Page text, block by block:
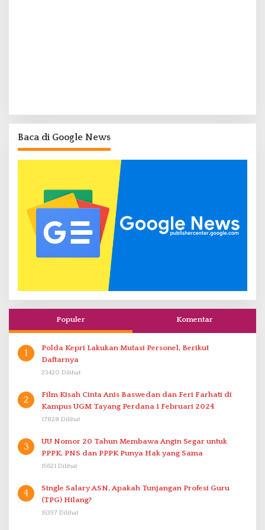
Baca di Google News
Populer Komentar
1
Polda Kepri Lakukan Mutasi Personel, Berikut
Daftarnya
23420 Dilihat
2
Film Kisah Cinta Anis Baswedan dan Feri Farhati di
Kampus UGM Tayang Perdana 1 Februari 2024
17828 Dilihat
3
UU Nomor 20 Tahun Membawa Angin Segar untuk
PPPK. PNS dan PPPK Punya Hak yang Sama
15621 Dilihat
4
Single Salary ASN, Apakah Tunjangan Profesi Guru
(TPG) Hilang?
15397 Dilihat